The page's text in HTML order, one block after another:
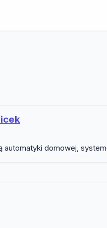
automatyki domowej,